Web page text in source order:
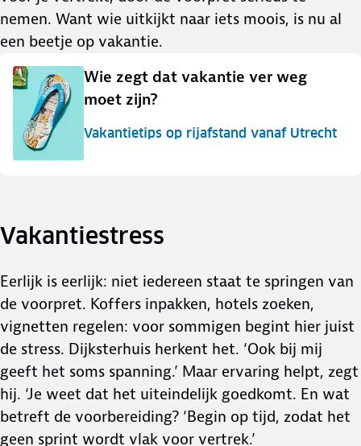
nemen. Want wie uitkijkt naar iets moois, is nu al
een beetje op vakantie.
Wie zegt dat vakantie ver weg
moet zijn?
Vakantietips op rijafstand vanaf Utrecht
Vakantiestress
Eerlijk is eerlijk: niet iedereen staat te springen van
de voorpret. Koffers inpakken, hotels zoeken,
vignetten regelen: voor sommigen begint hier juist
de stress. Dijksterhuis herkent het. ‘Ook bij mij
geeft het soms spanning.’ Maar ervaring helpt, zegt
hij. ‘Je weet dat het uiteindelijk goedkomt. En wat
betreft de voorbereiding? ‘Begin op tijd, zodat het
geen sprint wordt vlak voor vertrek.’